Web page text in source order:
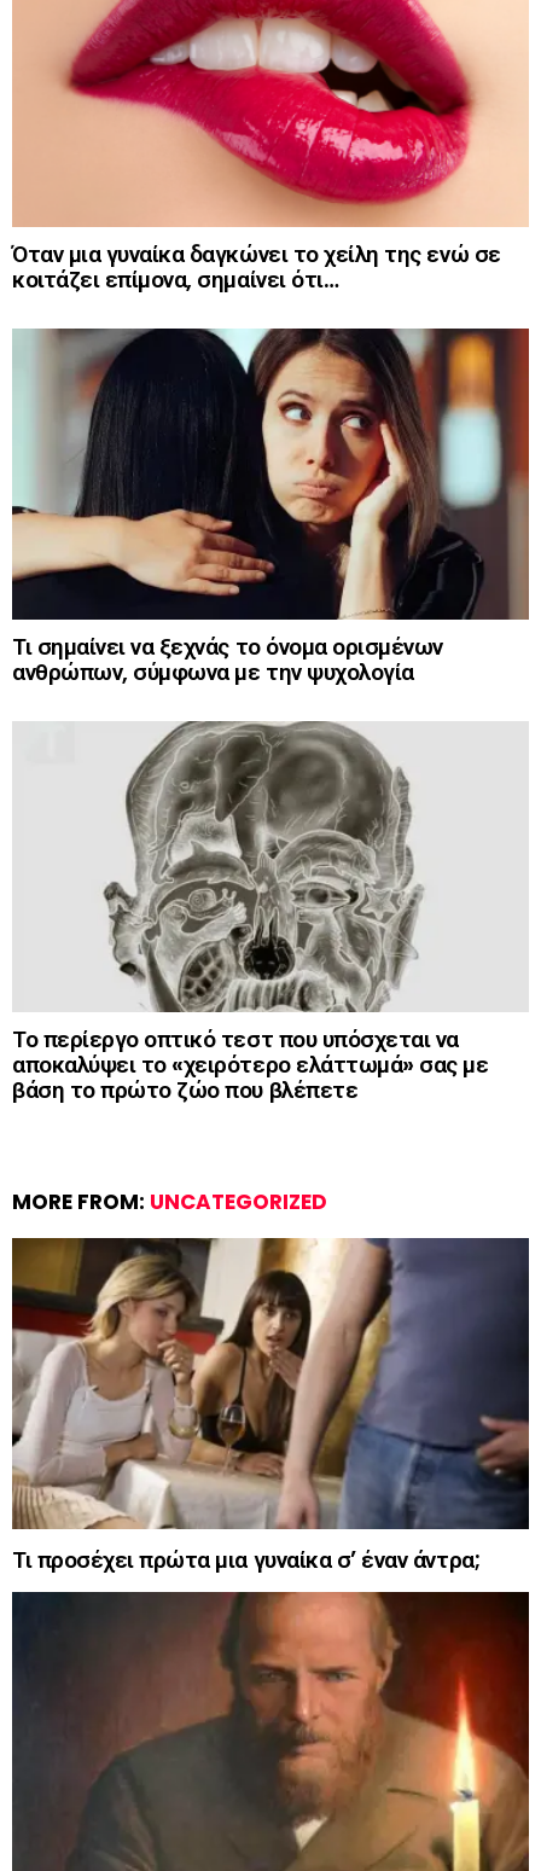
Όταν μια γυναίκα δαγκώνει το χείλη της ενώ σε
κοιτάζει επίμονα, σημαίνει ότι…
Τι σημαίνει να ξεχνάς το όνομα ορισμένων
ανθρώπων, σύμφωνα με την ψυχολογία
Το περίεργο οπτικό τεστ που υπόσχεται να
αποκαλύψει το «χειρότερο ελάττωμά» σας με
βάση το πρώτο ζώο που βλέπετε
MORE FROM: UNCATEGORIZED
Τι προσέχει πρώτα μια γυναίκα σ’ έναν άντρα;